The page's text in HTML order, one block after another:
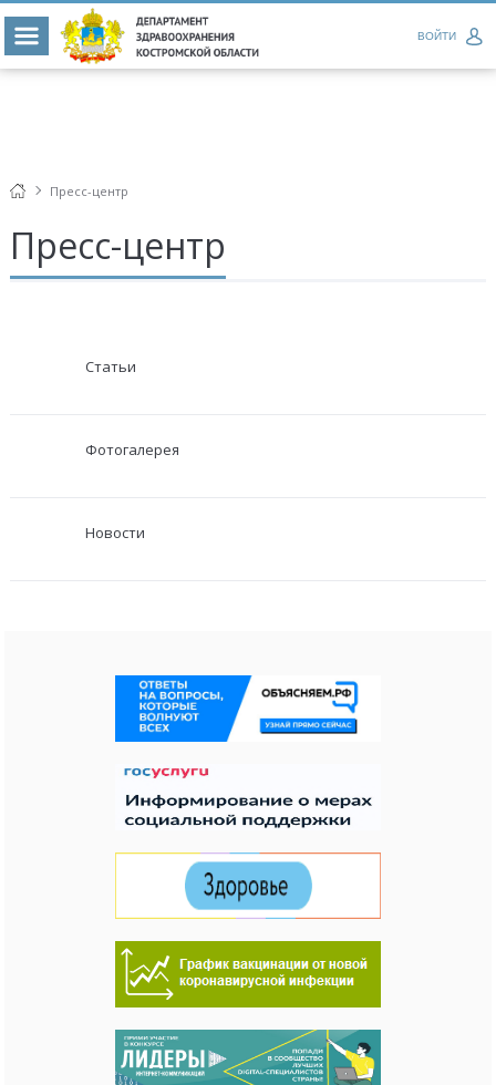
ВОЙТИ
Пресс-центр
Пресс-центр
Статьи
Фотогалерея
Новости